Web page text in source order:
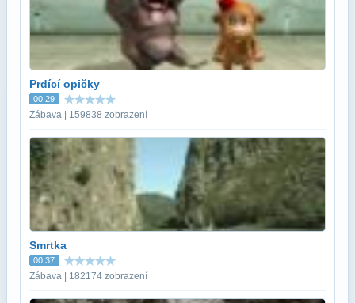
Prdící opičky
00:29
Zábava | 159838 zobrazení
Smrtka
00:37
Zábava | 182174 zobrazení